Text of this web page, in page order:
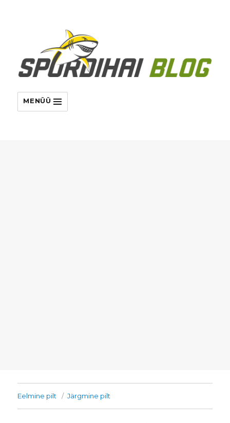
MENÜÜ
Eelmine pilt Järgmine pilt